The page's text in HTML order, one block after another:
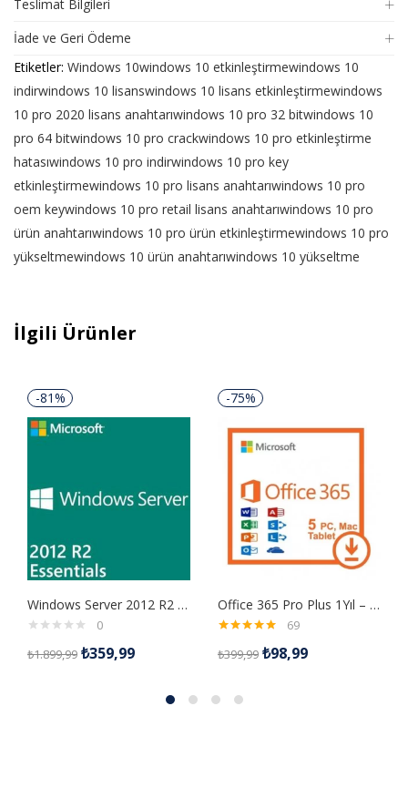
Teslimat Bilgileri
İade ve Geri Ödeme
Etiketler: Windows 10windows 10 etkinleştirmewindows 10
indirwindows 10 lisanswindows 10 lisans etkinleştirmewindows
10 pro 2020 lisans anahtarıwindows 10 pro 32 bitwindows 10
pro 64 bitwindows 10 pro crackwindows 10 pro etkinleştirme
hatasıwindows 10 pro indirwindows 10 pro key
etkinleştirmewindows 10 pro lisans anahtarıwindows 10 pro
oem keywindows 10 pro retail lisans anahtarıwindows 10 pro
ürün anahtarıwindows 10 pro ürün etkinleştirmewindows 10 pro
yükseltmewindows 10 ürün anahtarıwindows 10 yükseltme
İlgili Ürünler
-81%
Windows Server 2012 R2 Essentials Dijital Lisans
0
₺1.899,99 ₺359,99
-75%
Office 365 Pro Plus 1Yıl – Mail Hesabı
4.99oy aldı
69
₺399,99 ₺98,99